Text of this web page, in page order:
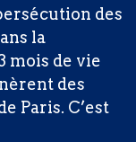
des
la
mois de vie
des
Paris. C’est